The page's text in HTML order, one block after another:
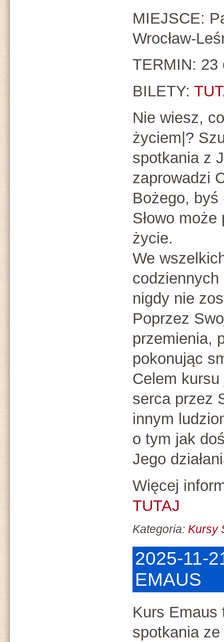
MIEJSCE:
Wrocław-
TERMIN: 23
BILETY:
Nie wiesz,
życiem|?
spotkania z
zaprowadzi
Bożego, byś
Słowo
życie.
We
nigdy nie
Poprzez
przemienia,
pokonując
Celem
serca przez
innym
o tym jak
Jego
Więcej
TUTAJ
Kategoria: Kursy
2025-11-
EMAUS
Kurs Emaus
spotkania ze